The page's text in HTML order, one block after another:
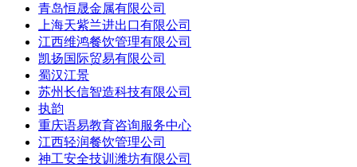
青岛恒晟金属有限公司
上海天紫兰进出口有限公司
江西维鸿餐饮管理有限公司
凯扬国际贸易有限公司
蜀汉江景
苏州长信智造科技有限公司
执韵
重庆语易教育咨询服务中心
江西轻润餐饮管理公司
神工安全技训潍坊有限公司